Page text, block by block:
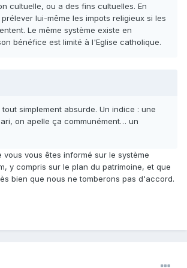
cultuelle, ou a des fins cultuelles. En
lui-même les impots religieux si les
Le même système existe en
bénéfice est limité à l'Eglise catholique.
simplement absurde. Un indice : une
on apelle ça communément… un
vous vous êtes informé sur le système
y compris sur le plan du patrimoine, et que
bien que nous ne tomberons pas d'accord.